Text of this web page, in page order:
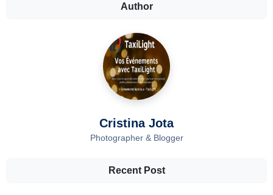
Author
Cristina Jota
Photographer & Blogger
Recent Post